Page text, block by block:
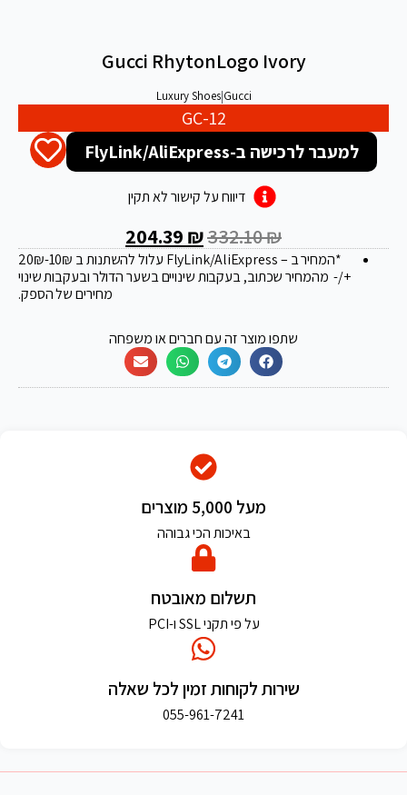
Gucci RhytonLogo Ivory
Gucci
|
Luxury Shoes
GC-12
למעבר לרכישה ב-FlyLink/AliExpress
דיווח על קישור לא תקין
332.10₪
204.39 ₪
*המחיר ב – FlyLink/AliExpress עלול להשתנות ב 20 ₪-10₪
+/- מהמחיר שכתוב, בעקבות שינויים בשער הדולר ובעקבות שינוי
מחירים של הספק.
שתפו מוצר זה עם חברים או משפחה
מעל 5,000 מוצרים
באיכות הכי גבוהה
תשלום מאובטח
על פי תקני SSL ו-PCI
שירות לקוחות זמין לכל שאלה
055-961-7241